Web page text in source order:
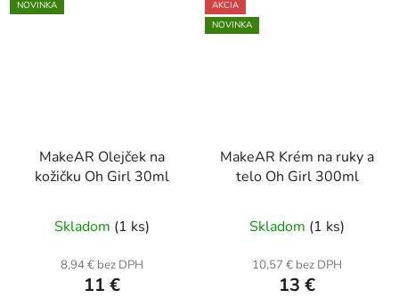
NOVINKA
MakeAR Olejček na
kožičku Oh Girl 30ml
Skladom (1 ks)
8,94 € bez DPH
11 €
AKCIA
NOVINKA
MakeAR Krém na ruky a
telo Oh Girl 300ml
Skladom (1 ks)
10,57 € bez DPH
13 €